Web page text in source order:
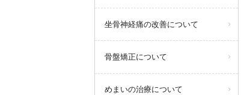
坐骨神経痛の改善について
骨盤矯正について
めまいの治療について